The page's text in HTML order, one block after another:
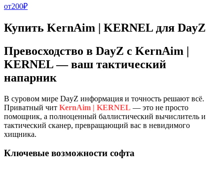
от200₽
Купить KernAim | KERNEL для DayZ
Превосходство в DayZ с KernAim |
KERNEL — ваш тактический
напарник
В суровом мире DayZ информация и точность решают всё.
Приватный чит KernAim | KERNEL — это не просто
помощник, а полноценный баллистический вычислитель и
тактический сканер, превращающий вас в невидимого
хищника.
Ключевые возможности софта